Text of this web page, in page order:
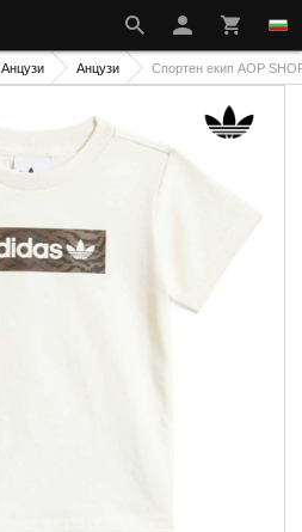
Анцузи Анцузи Спортен екип AOP